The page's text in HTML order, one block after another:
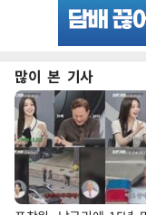
많이 본 기사